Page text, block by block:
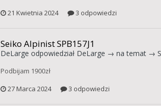
21 Kwietnia 2024
3 odpowiedzi
Seiko Alpinist SPB157J1
DeLarge odpowiedział DeLarge → na temat →
Podbijam 1900zł
27 Marca 2024
3 odpowiedzi